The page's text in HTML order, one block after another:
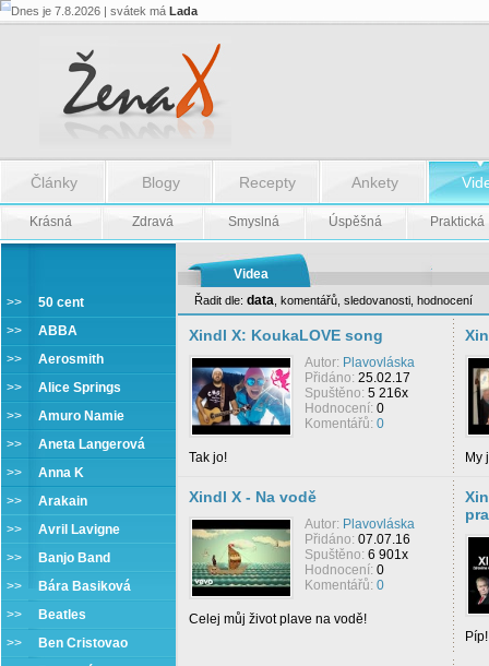
Dnes je 7.8.2026 | svátek má Lada
Články Blogy Recepty Ankety
Krásná Zdravá Smyslná Úspěšná Praktická
>> 50 cent
>> ABBA
>> Aerosmith
>> Alice Springs
>> Amuro Namie
>> Aneta Langerová
>> Anna K
>> Arakain
>> Avril Lavigne
>>
Banjo Band
>>
Bára Basiková
>>
Beatles
>>
Ben Cristovao
Videa
Xindl X
Řadit dle: data komentářů sledovanosti hodnocení
Xindl X: KoukaLOVE song
Autor: Plavovláska
Přidáno: 25.02.17
Spuštěno: 5 216x
Hodnocení: 0
Komentářů: 0
Tak jo! My
Xindl X - Na vodě
Autor: Plavovláska
Přidáno: 07.07.16
Spuštěno: 6 901x
Hodnocení: 0
Komentářů: 0
Celej můj život plave na vodě!
Píp!